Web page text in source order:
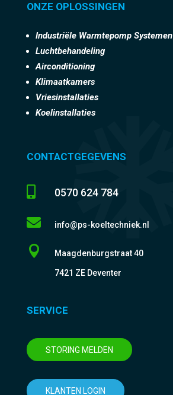
ONZE OPLOSSINGEN
Industriële Warmtepomp Systemen
Luchtbehandeling
Airconditioning
Klimaatkamers
Vriesinstallaties
Koelinstallaties
CONTACTGEGEVENS
 0570 624 784
 info@ps-koeltechniek.nl
 Maagdenburgstraat 40
7421 ZE Deventer
SERVICE
STORING MELDEN
KLANTEN LOGIN